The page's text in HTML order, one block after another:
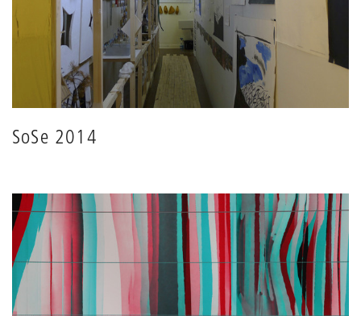
SoSe 2014